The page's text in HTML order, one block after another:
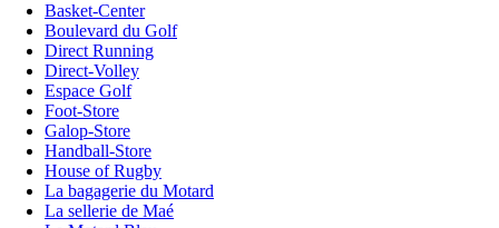
Basket-Center
Boulevard du Golf
Direct Running
Direct-Volley
Espace Golf
Foot-Store
Galop-Store
Handball-Store
House of Rugby
La bagagerie du Motard
La sellerie de Maé